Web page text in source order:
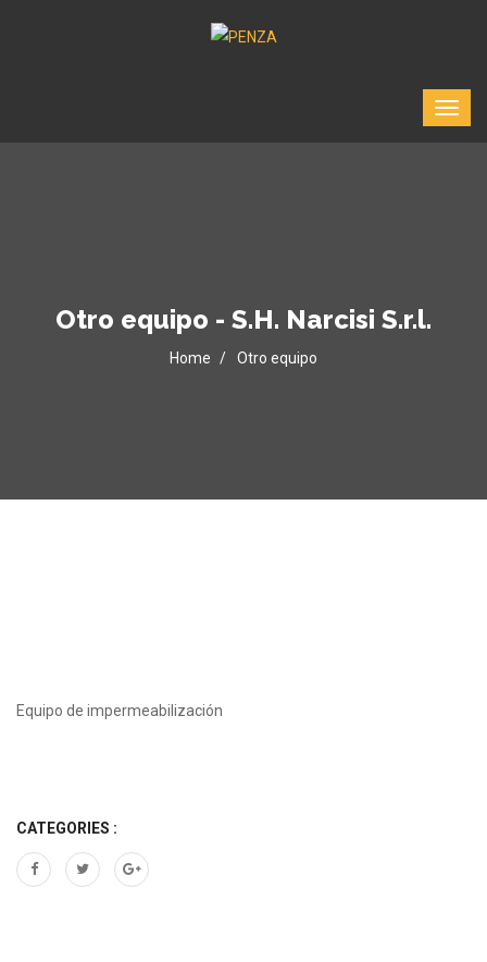
Otro equipo - S.H. Narcisi S.r.l.
Home Otro equipo
Equipo de impermeabilización
CATEGORIES :